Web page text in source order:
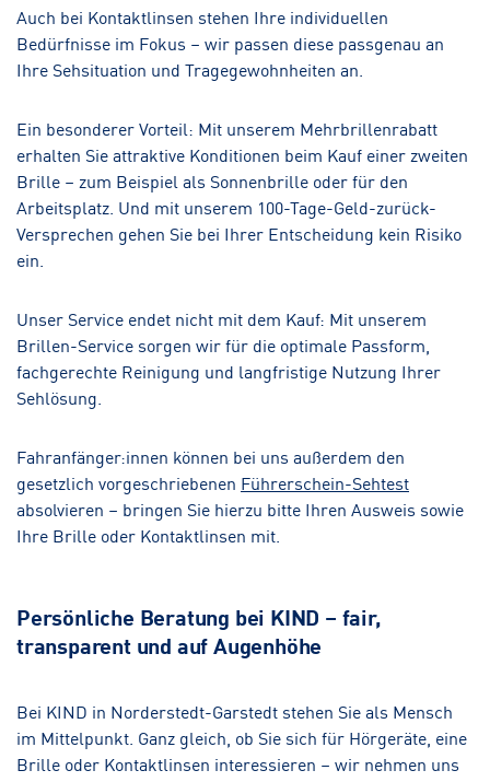
Auch bei Kontaktlinsen stehen Ihre individuellen
Bedürfnisse im Fokus – wir passen diese passgenau an
Ihre Sehsituation und Tragegewohnheiten an.
Ein besonderer Vorteil: Mit unserem Mehrbrillenrabatt
erhalten Sie attraktive Konditionen beim Kauf einer zweiten
Brille – zum Beispiel als Sonnenbrille oder für den
Arbeitsplatz. Und mit unserem 100-Tage-Geld-zurück-
Versprechen gehen Sie bei Ihrer Entscheidung kein Risiko
ein.
Unser Service endet nicht mit dem Kauf: Mit unserem
Brillen-Service sorgen wir für die optimale Passform,
fachgerechte Reinigung und langfristige Nutzung Ihrer
Sehlösung.
Fahranfänger:innen können bei uns außerdem den
gesetzlich vorgeschriebenen Führerschein-Sehtest
absolvieren – bringen Sie hierzu bitte Ihren Ausweis sowie
Ihre Brille oder Kontaktlinsen mit.
Persönliche Beratung bei KIND – fair,
transparent und auf Augenhöhe
Bei KIND in Norderstedt-Garstedt stehen Sie als Mensch
im Mittelpunkt. Ganz gleich, ob Sie sich für Hörgeräte, eine
Brille oder Kontaktlinsen interessieren – wir nehmen uns